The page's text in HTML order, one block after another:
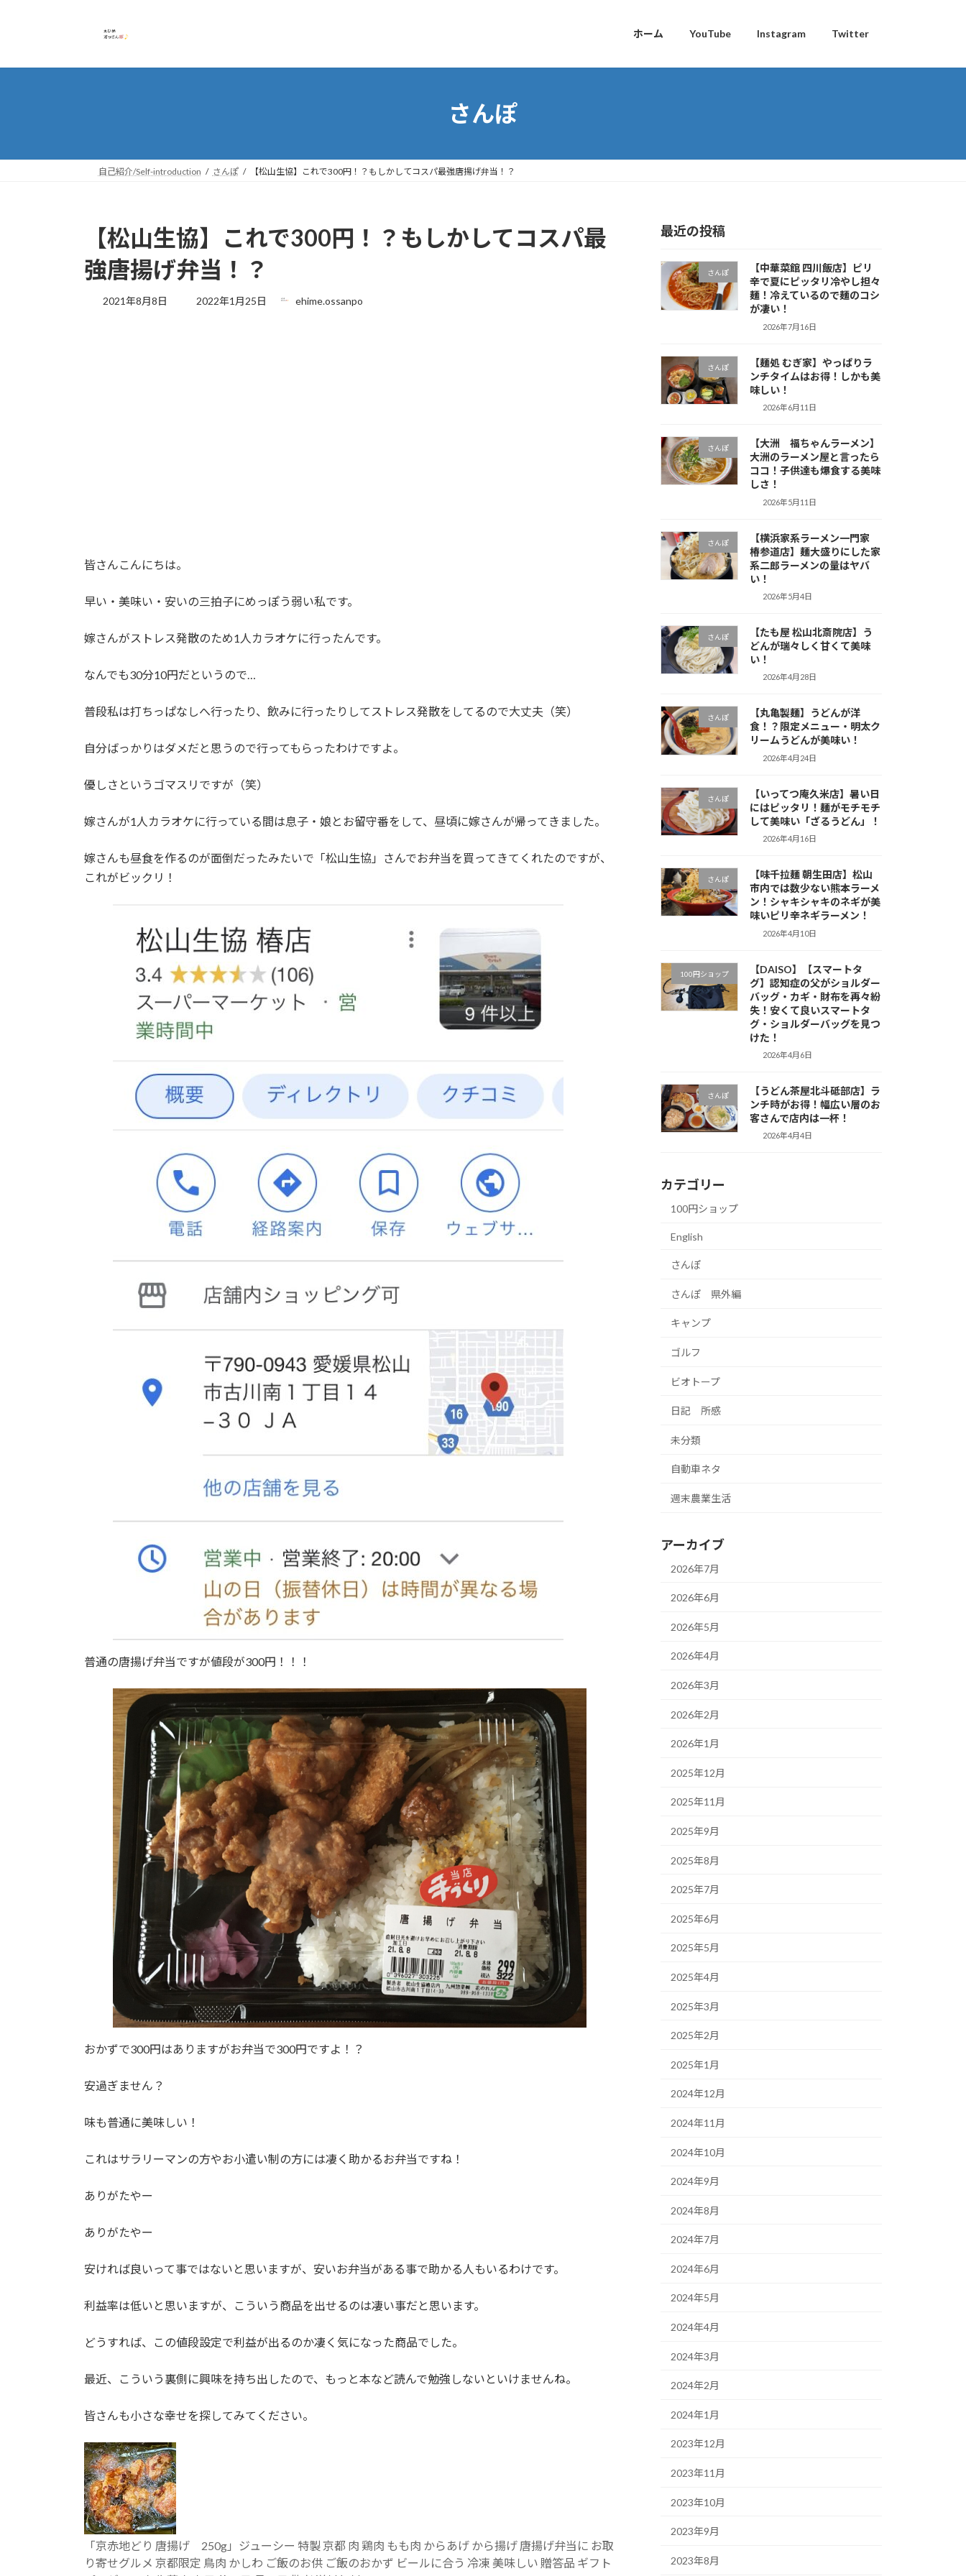
プ
動
ホーム YouTube Instagram Twitter
さんぽ
自己紹介/Self-introduction さんぽ 【松山生協】これで300円！？もしかしてコスパ最強唐揚げ弁当！？
【松山生協】これで300円！？もしかしてコスパ最
強唐揚げ弁当！？
2021年8月8日
最
2022年1月25日 ehime.ossanpo
皆さんこんにちは。
早い・美味い・安いの三拍子にめっぽう弱い私です。
嫁さんがストレス発散のため1人カラオケに行ったんです。
なんでも30分10円だというので…
普段私は打ちっぱなしへ行ったり、飲みに行ったりしてストレス発散をしてるので大丈夫（笑）
自分ばっかりはダメだと思うので行ってもらったわけですよ。
優しさというゴマスリですが（笑）
嫁さんが1人カラオケに行っている間は息子・娘とお留守番をして、昼頃に嫁さんが帰ってきました。
嫁さんも昼食を作るのが面倒だったみたいで「松山生協」さんでお弁当を買ってきてくれたのですが、
これがビックリ！
普通の唐揚げ弁当ですが値段が300円！！！
おかずで300円はありますがお弁当で300円ですよ！？
安過ぎません？
味も普通に美味しい！
これはサラリーマンの方やお小遣い制の方には凄く助かるお弁当ですね！
ありがたやー
ありがたやー
安ければ良いって事ではないと思いますが、安いお弁当がある事で助かる人もいるわけです。
利益率は低いと思いますが、こういう商品を出せるのは凄い事だと思います。
どうすれば、この値段設定で利益が出るのか凄く気になった商品でした。
最近、こういう裏側に興味を持ち出したので、もっと本など読んで勉強しないといけませんね。
皆さんも小さな幸せを探してみてください。
「京赤地どり 唐揚げ 250g」ジューシー 特製 京都 肉 鶏肉 もも肉 からあげ から揚げ 唐揚げ弁当に お取
り寄せグルメ 京都限定 鳥肉 かしわ ご飯のお供 ご飯のおかず ビールに合う 冷凍 美味しい 贈答品 ギフト
最近の投稿
さんぽ
【中華菜館 四川飯店】ピリ
辛で夏にピッタリ冷やし担々
麺！冷えているので麺のコシ
が凄い！
2026年7月16日
さんぽ
【麺処 むぎ家】やっぱりラ
ンチタイムはお得！しかも美
味しい！
2026年6月11日
さんぽ
【大洲 福ちゃんラーメン】
大洲のラーメン屋と言ったら
ココ！子供達も爆食する美味
しさ！
2026年5月11日
さんぽ
【横浜家系ラーメン一門家
椿参道店】麺大盛りにした家
系二郎ラーメンの量はヤバ
い！
2026年5月4日
さんぽ
【たも屋 松山北斎院店】う
どんが瑞々しく甘くて美味
い！
2026年4月28日
さんぽ
【丸亀製麺】うどんが洋
食！？限定メニュー・明太ク
リームうどんが美味い！
2026年4月24日
さんぽ
【いってつ庵久米店】暑い日
にはピッタリ！麺がモチモチ
して美味い「ざるうどん」！
2026年4月16日
さんぽ
【味千拉麺 朝生田店】松山
市内では数少ない熊本ラーメ
ン！シャキシャキのネギが美
味いピリ辛ネギラーメン！
2026年4月10日
100円ショップ
【DAISO】【スマートタ
グ】認知症の父がショルダー
バッグ・カギ・財布を再々紛
失！安くて良いスマートタ
グ・ショルダーバッグを見つ
けた！
2026年4月6日
さんぽ
【うどん茶屋北斗砥部店】ラ
ンチ時がお得！幅広い層のお
客さんで店内は一杯！
2026年4月4日
カテゴリー
100円ショップ
English
さんぽ
さんぽ 県外編
キャンプ
ゴルフ
ビオトープ
日記 所感
未分類
自動車ネタ
週末農業生活
アーカイブ
2026年7月
2026年6月
2026年5月
2026年4月
2026年3月
2026年2月
2026年1月
2025年12月
2025年11月
2025年9月
2025年8月
2025年7月
2025年6月
2025年5月
2025年4月
2025年3月
2025年2月
2025年1月
2024年12月
2024年11月
2024年10月
2024年9月
2024年8月
2024年7月
2024年6月
2024年5月
2024年4月
2024年3月
2024年2月
2024年1月
2023年12月
2023年11月
2023年10月
2023年9月
2023年8月